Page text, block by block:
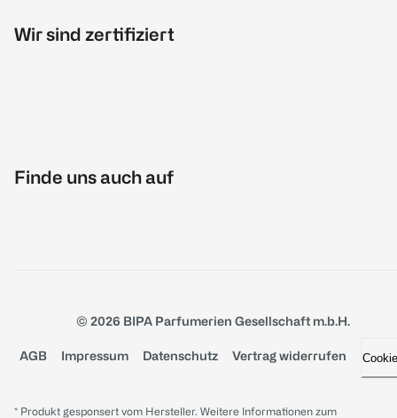
Wir sind zertifiziert
Finde uns auch auf
© 2026 BIPA Parfumerien Gesellschaft m.b.H.
AGB Impressum Datenschutz Vertrag widerrufen
* Produkt gesponsert vom Hersteller. Weitere Informationen zum